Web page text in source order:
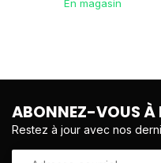
En magasin
ABONNEZ-VOUS À
Restez à jour avec nos